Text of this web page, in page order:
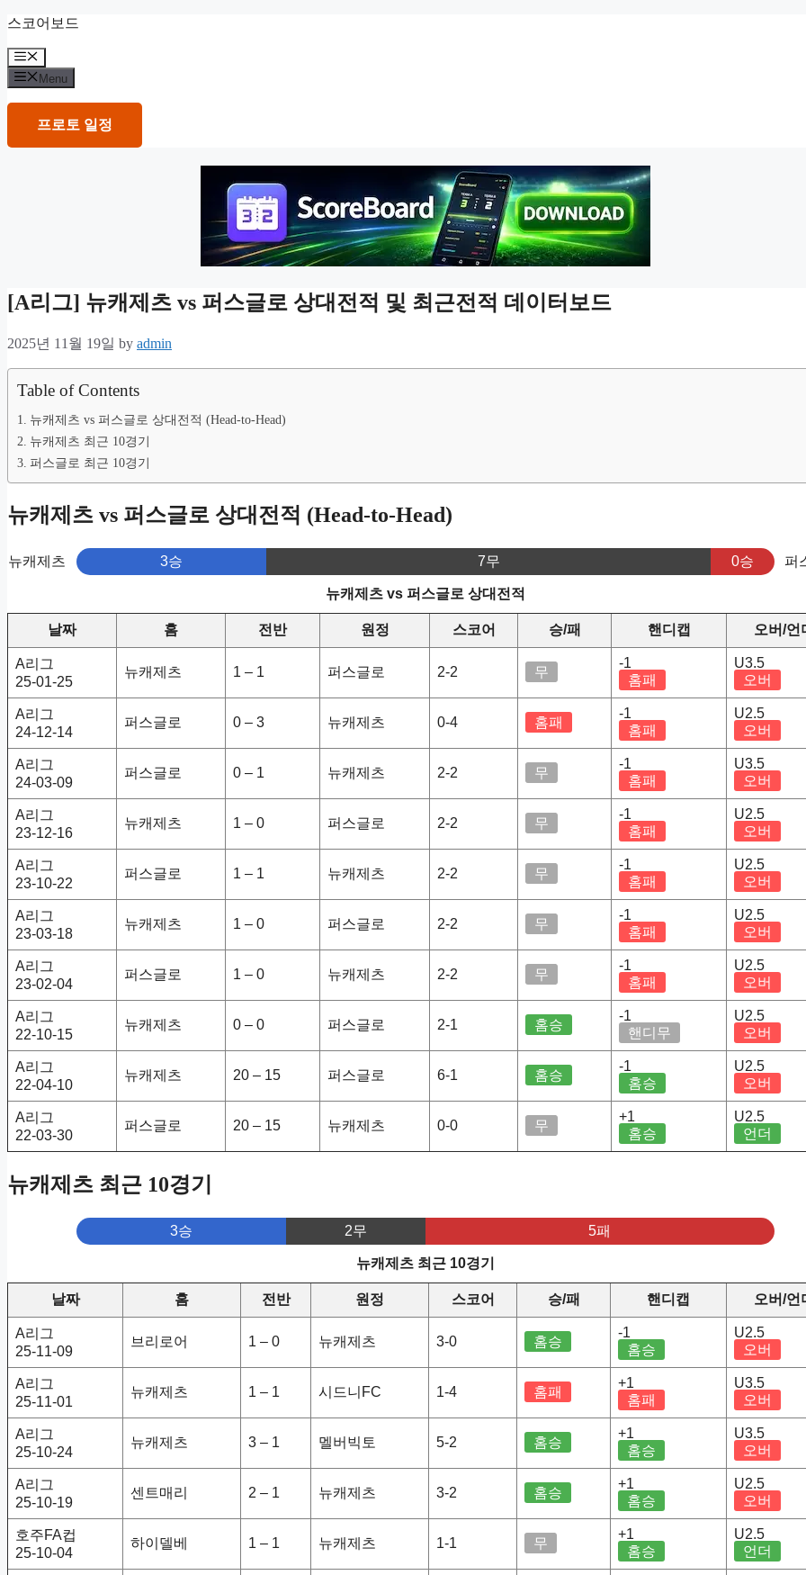
Skip
content
스코어보드
Menu
Menu
프로토 일정
[A리그] 뉴캐제츠 vs 퍼스글로 상대전적 및 최근전적 데이터보드
2025년 11월 19일 by admin
Table of Contents
뉴캐제츠 vs 퍼스글로 상대전적 (Head-to-Head)
뉴캐제츠 최근 10경기
퍼스글로 최근 10경기
뉴캐제츠 vs 퍼스글로 상대전적 (Head-to-Head)
뉴캐제츠 3승 7무 0승 퍼
뉴캐제츠 vs 퍼스글로 상대전적
날짜 홈 전반 원정 스코어 승/패 핸디캡 오버/언
A리그
25-01-25
뉴캐제츠 1 – 1 퍼스글로 2-2 무
-1
홈패
U3.5
오버
A리그
24-12-14
퍼스글로 0 – 3 뉴캐제츠 0-4 홈패
-1
홈패
U2.5
오버
A리그
24-03-09
퍼스글로 0 – 1 뉴캐제츠 2-2 무
-1
홈패
U3.5
오버
A리그
23-12-16
뉴캐제츠 1 – 0 퍼스글로 2-2 무
-1
홈패
U2.5
오버
A리그
23-10-22
퍼스글로 1 – 1 뉴캐제츠 2-2 무
-1
홈패
U2.5
오버
A리그
23-03-18
뉴캐제츠 1 – 0 퍼스글로 2-2 무
-1
홈패
U2.5
오버
A리그
23-02-04
퍼스글로 1 – 0 뉴캐제츠 2-2 무
-1
홈패
U2.5
오버
A리그
22-10-15
뉴캐제츠 0 – 0 퍼스글로 2-1 홈승
-1
핸디무
U2.5
오버
A리그
22-04-10
뉴캐제츠 20 – 15 퍼스글로 6-1 홈승
-1
홈승
U2.5
오버
A리그
22-03-30
퍼스글로 20 – 15 뉴캐제츠 0-0 무
+1
홈승
U2.5
언더
뉴캐제츠 최근 10경기
3승 2무 5패
뉴캐제츠 최근 10경기
날짜 홈 전반 원정 스코어 승/패 핸디캡 오버/언
A리그
25-11-09
브리로어 1 – 0 뉴캐제츠 3-0 홈승
-1
홈승
U2.5
오버
A리그
25-11-01
뉴캐제츠 1 – 1 시드니FC 1-4 홈패
+1
홈패
U3.5
오버
A리그
25-10-24
뉴캐제츠 3 – 1 멜버빅토 5-2 홈승
+1
홈승
U3.5
오버
A리그
25-10-19
센트매리 2 – 1 뉴캐제츠 3-2 홈승
+1
홈승
U2.5
오버
호주FA컵
25-10-04
하이델베 1 – 1 뉴캐제츠 1-1 무
+1
홈승
U2.5
언더